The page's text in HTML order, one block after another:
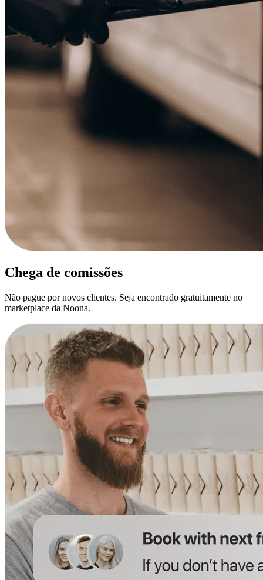
Chega de comissões
Não pague por novos clientes. Seja encontrado gratuitamente no
marketplace da Noona.